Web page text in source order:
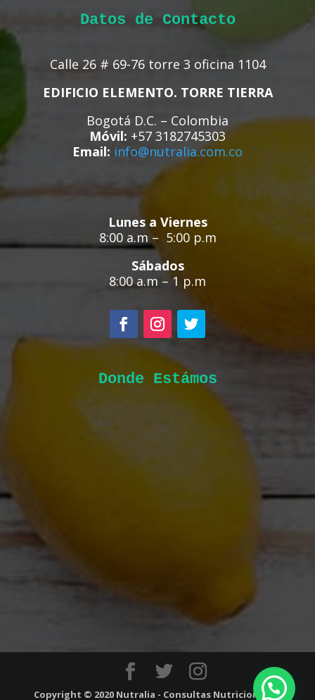
Datos de Contacto
Calle 26 # 69-76 torre 3 oficina 1104
EDIFICIO ELEMENTO. TORRE TIERRA
Bogotá D.C. – Colombia
Móvil: +57 3182745303
Email: info@nutralia.com.co
Lunes a Viernes
8:00 a.m – 5:00 p.m
Sábados
8:00 a.m – 1 p.m
Donde Estámos
Copyright © 2020 Nutralia - Consultas Nutricionales.